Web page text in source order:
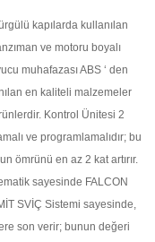
kapılarda kullanılan
ve motoru boyalı
muhafazası ABS ‘ den
en kaliteli malzemeler
Kontrol Ünitesi 2
ve programlamalıdır; bu
ömrünü en az 2 kat artırır.
sayesinde FALCON
SVİÇ Sistemi sayesinde,
son verir; bunun değeri